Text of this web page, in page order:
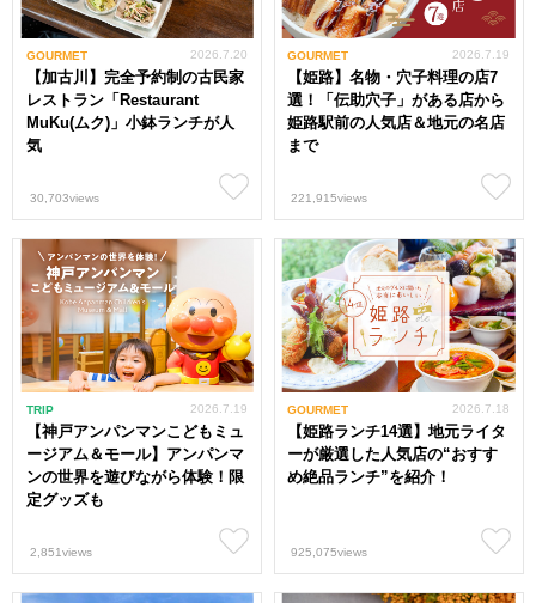
GOURMET
【加古川】完全予約制の古民家
レストラン「Restaurant
MuKu(ムク)」小鉢ランチが人
気
2026.7.20
30,703views
GOURMET
【姫路】名物・穴子料理の店7
選！「伝助穴子」がある店から
姫路駅前の人気店＆地元の名店
まで
2026.7.19
221,915views
TRIP
【神戸アンパンマンこどもミュ
ージアム＆モール】アンパンマ
ンの世界を遊びながら体験！限
定グッズも
2026.7.19
2,851views
GOURMET
【姫路ランチ14選】地元ライタ
ーが厳選した人気店の“おすす
め絶品ランチ”を紹介！
2026.7.18
925,075views